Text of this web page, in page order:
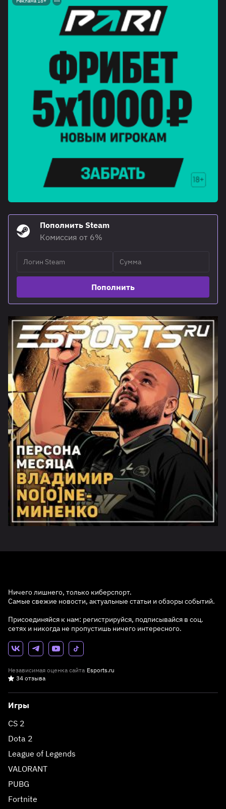
Пополнить Steam
Комиссия от 6%
Пополнить
Ничего лишнего, только киберспорт.
Самые свежие новости, актуальные статьи и обзоры событий.
Присоединяйся к нам: регистрируйся, подписывайся в соц.
сетях и никогда не пропустишь ничего интересного.
Независимая оценка сайта Esports.ru
34 отзыва
Игры
CS 2
Dota 2
League of Legends
VALORANT
PUBG
Fortnite